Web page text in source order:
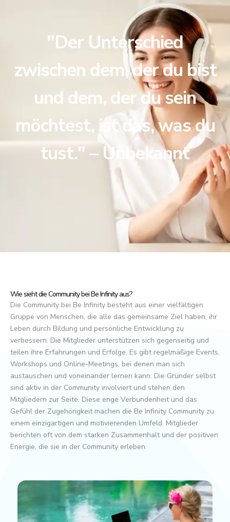
"Der Unterschied
zwischen dem, der du bist
und dem, der du sein
möchtest, ist das, was du
tust." – Unbekannt
Wie sieht die Community bei Be Infinity aus?
Die Community bei Be Infinity besteht aus einer vielfältigen
Gruppe von Menschen, die alle das gemeinsame Ziel haben, ihr
Leben durch Bildung und persönliche Entwicklung zu
verbessern. Die Mitglieder unterstützen sich gegenseitig und
teilen ihre Erfahrungen und Erfolge. Es gibt regelmäßige Events,
Workshops und Online-Meetings, bei denen man sich
austauschen und voneinander lernen kann. Die Gründer selbst
sind aktiv in der Community involviert und stehen den
Mitgliedern zur Seite. Diese enge Verbundenheit und das
Gefühl der Zugehörigkeit machen die Be Infinity Community zu
einem einzigartigen und motivierenden Umfeld. Mitglieder
berichten oft von dem starken Zusammenhalt und der positiven
Energie, die sie in der Community erleben.